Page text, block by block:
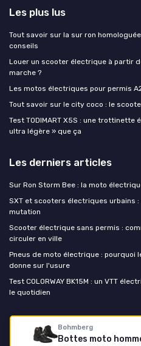
Bohmberg
Bottes moto
Les plus lus
Tout savoir sur la sur ron
conseils
Louer un scooter électrique à partir
marche ?
Les motos électriques pour permis
Tout savoir sur le city coco : le
Test TODIMART X5S : une
ultra légère » que ça
Les derniers articles
Sur Ron Storm Bee : la moto
SXT et scooters électriques urbains
mutation
Scooter électrique sans permis :
circuler en ville
Pneus de moto électrique : pourquoi
donne sur l'usure
Test COLORWAY BK15M : un VTT
le quotidien
Moto-électrique.net